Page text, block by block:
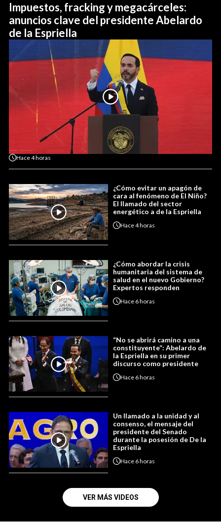
Impuestos, fracking y megacárceles:
anuncios clave del presidente Abelardo
de la Espriella
Hace4 horas
¿Cómo evitar un apagón de
cara al fenómeno de El Niño?
El llamado del sector
energético a de la Espriella
Hace4 horas
¿Cómo abordar la crisis
humanitaria del sistema de
salud en el nuevo Gobierno?
Expertos responden
Hace 6 horas
“No se abrirá camino a una
constituyente”: Abelardo de
la Espriella en su primer
discurso como presidente
Hace 6 horas
Un llamado a la unidad y al
consenso, el mensaje del
presidente del Senado
durante la posesión de De la
Espriella
Hace 6 horas
VER MÁS VIDEOS